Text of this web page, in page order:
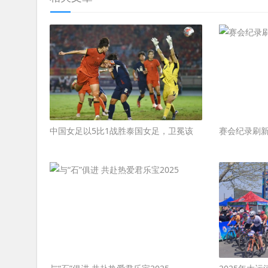
中国女足以5比1战胜泰国女足，卫冕该 赛会纪录刷